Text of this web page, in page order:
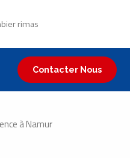
Contacter Nous
à Namur